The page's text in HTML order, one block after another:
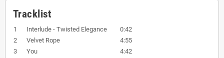
Tracklist
1 Interlude - Twisted Elegance
0:42
2
Velvet Rope
4:55
3
You
4:42